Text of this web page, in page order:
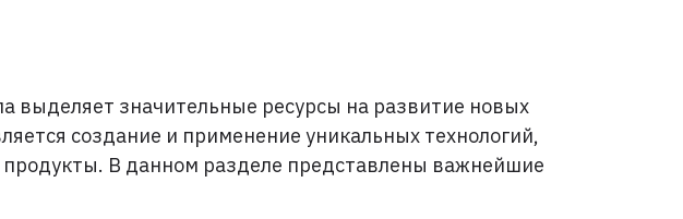
выделяет значительные ресурсы на развитие новых
создание и применение уникальных технологий,
В данном разделе представлены важнейшие